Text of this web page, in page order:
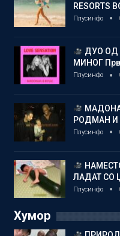
RESORTS
Плусинфо
ДУО ОД
МИНОГ
Плусинфо
РОДМАН И
Плусинфо
ЛАДАТ СО
Плусинфо
Хумор